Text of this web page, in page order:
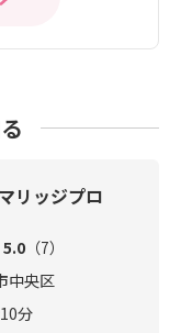
リッジプロ
5.0 （7）
中央区
分